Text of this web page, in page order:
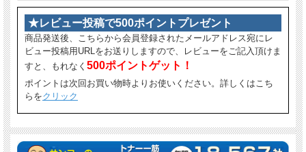
★レビュー投稿で500ポイントプレゼント
商品発送後、こちらから会員登録されたメールアドレス宛にレ
ビュー投稿用URLをお送りしますので、レビューをご記入頂けま
すと、もれなく 500ポイントゲット！
ポイントは次回お買い物時よりお使いください。詳しくはこち
らをクリック